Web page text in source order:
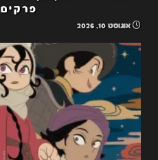
פרקים 9-11
אוגוסט 10, 2026